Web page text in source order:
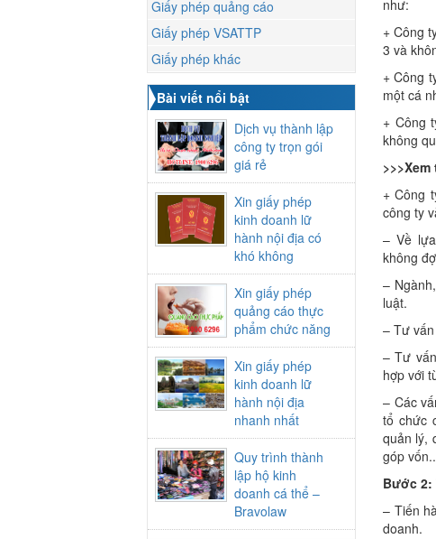
Giấy phép quảng cáo
Giấy phép VSATTP
Giấy phép khác
Bài viết nổi bật
Dịch vụ thành lập
công ty trọn gói
giá rẻ
Xin giấy phép
kinh doanh lữ
hành nội địa có
khó không
Xin giấy phép
quảng cáo thực
phẩm chức năng
Xin giấy phép
kinh doanh lữ
hành nội địa
nhanh nhất
Quy trình thành
lập hộ kinh
doanh cá thể –
Bravolaw
như:
+ Công
3 và
+ Công
một cá
+ Công
không
+ Công
công ty
– Về
không
–
luật.
– Tư
– Tư
hợp với
– Các
tổ chức
quản lý,
góp vốn..
Bước 2:
– Tiến
doanh.